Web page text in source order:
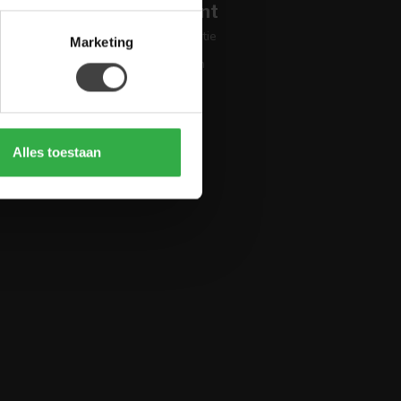
Marketing
Alles toestaan
Mijn account
Account informatie
Mijn bestellingen
Mijn tickets
Alle producten